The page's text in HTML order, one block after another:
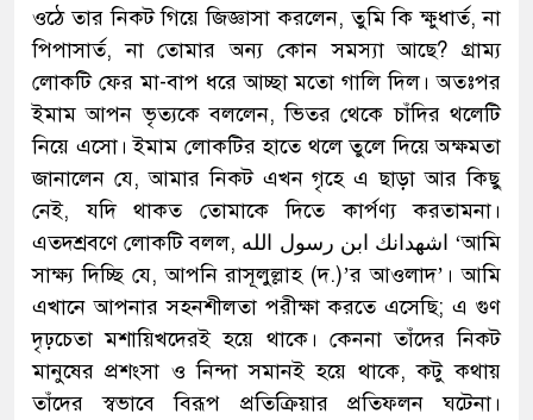
ওঠে তার নিকট গিয়ে জিজ্ঞাসা করলেন, তুমি কি ক্ষুধার্ত, না
পিপাসার্ত, না তোমার অন্য কোন সমস্যা আছে? গ্রাম্য
লোকটি ফের মা-বাপ ধরে আচ্ছা মতো গালি দিল। অতঃপর
ইমাম আপন ভৃত্যকে বললেন, ভিতর থেকে চাঁদির থলেটি
নিয়ে এসো। ইমাম লোকটির হাতে থলে তুলে দিয়ে অক্ষমতা
জানালেন যে, আমার নিকট এখন গৃহে এ ছাড়া আর কিছু
নেই, যদি থাকত তোমাকে দিতে কার্পণ্য করতামনা।
এতদশ্রবণে লোকটি বলল, اشهدانك ابن رسول الله ‘আমি
সাক্ষ্য দিচ্ছি যে, আপনি রাসূলুল্লাহ (দ.)’র আওলাদ’। আমি
এখানে আপনার সহনশীলতা পরীক্ষা করতে এসেছি; এ গুণ
দৃঢ়চেতা মশায়িখদেরই হয়ে থাকে। কেননা তাঁদের নিকট
মানুষের প্রশংসা ও নিন্দা সমানই হয়ে থাকে, কটু কথায়
তাঁদের স্বভাবে বিরূপ প্রতিক্রিয়ার প্রতিফলন ঘটেনা।